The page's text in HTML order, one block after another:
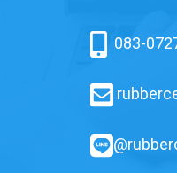
083-